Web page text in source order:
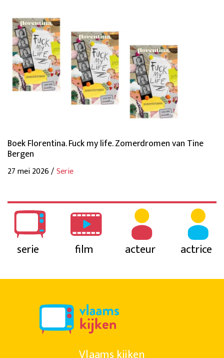
Boek Florentina. Fuck my life. Zomerdromen van Tine
Bergen
27 mei 2026 /Serie
serie film acteur actrice